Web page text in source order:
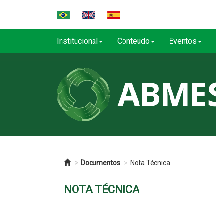
Institucional Conteúdo Eventos
Documentos Nota Técnica
NOTA TÉCNICA